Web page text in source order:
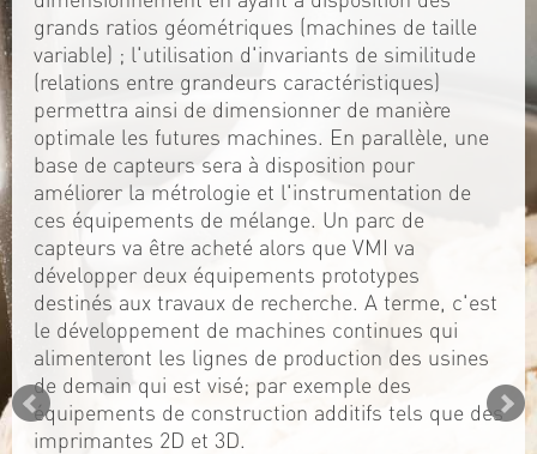
grands ratios géométriques (machines de taille
variable) ; l'utilisation d'invariants de similitude
(relations entre grandeurs caractéristiques)
permettra ainsi de dimensionner de manière
optimale les futures machines. En parallèle, une
base de capteurs sera à disposition pour
améliorer la métrologie et l'instrumentation de
ces équipements de mélange. Un parc de
capteurs va être acheté alors que VMI va
développer deux équipements prototypes
destinés aux travaux de recherche. A terme, c'est
le développement de machines continues qui
alimenteront les lignes de production des usines
de demain qui est visé; par exemple des
équipements de construction additifs tels que des
imprimantes 2D et 3D.